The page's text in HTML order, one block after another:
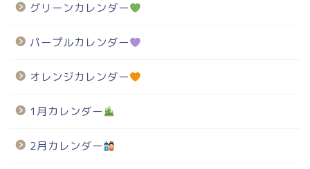
グリーンカレンダー
パープルカレンダー
オレンジカレンダー
1月カレンダー
2月カレンダー